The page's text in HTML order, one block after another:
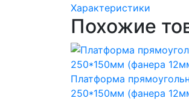
Характеристики
Похожие
Платформа
250*150мм (фанера